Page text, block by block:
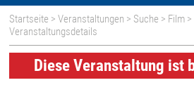
Startseite >Veranstaltungen > Suche > Film >
Veranstaltungsdetails
Diese Veranstaltung ist